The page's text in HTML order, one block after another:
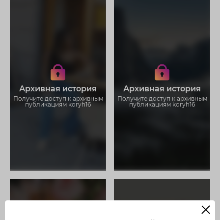
Архивная история
Получите доступ к архивным
публикациям koryh16
Получите доступ к архивным
историям koryh16
Не отвлекайтесь на рекламу
Загружайте истории без
ограничений
Архивная история
Получите доступ к архивным
публикациям koryh16
Получите доступ к архивным
историям koryh16
Не отвлекайтесь на рекламу
Загружайте истории без
ограничений